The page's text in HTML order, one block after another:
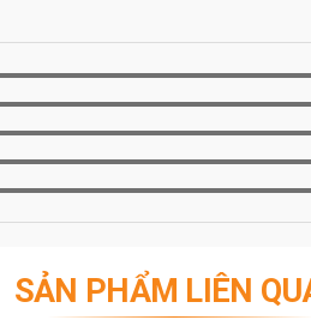
hỏng hóc, xuống cấp như các
đá tự nhiên ốp tường có thể lớn
tế cao hơn rất nhiều.
màu, bong tróc, mối mọt… gây
phục hoàn toàn được những
công sức, bảo trì bảo dưỡng mà
trang trí nội thất phòng khách hoặc
SẢN PHẨM LIÊN